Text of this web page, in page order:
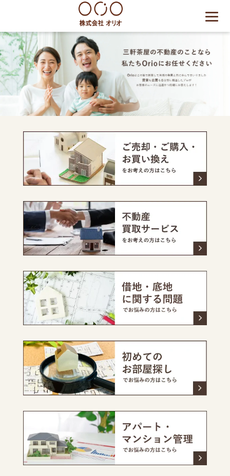
content
世田谷区の相続・空き家・借
地権に強い不動産会社｜売
却・買取は株式会社Orio